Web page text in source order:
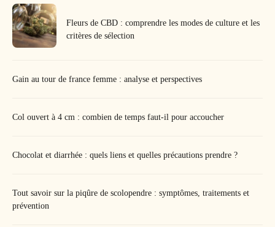
Fleurs de CBD : comprendre les modes de culture et les
critères de sélection
Gain au tour de france femme : analyse et perspectives
Col ouvert à 4 cm : combien de temps faut-il pour accoucher
Chocolat et diarrhée : quels liens et quelles précautions prendre ?
Tout savoir sur la piqûre de scolopendre : symptômes, traitements et
prévention